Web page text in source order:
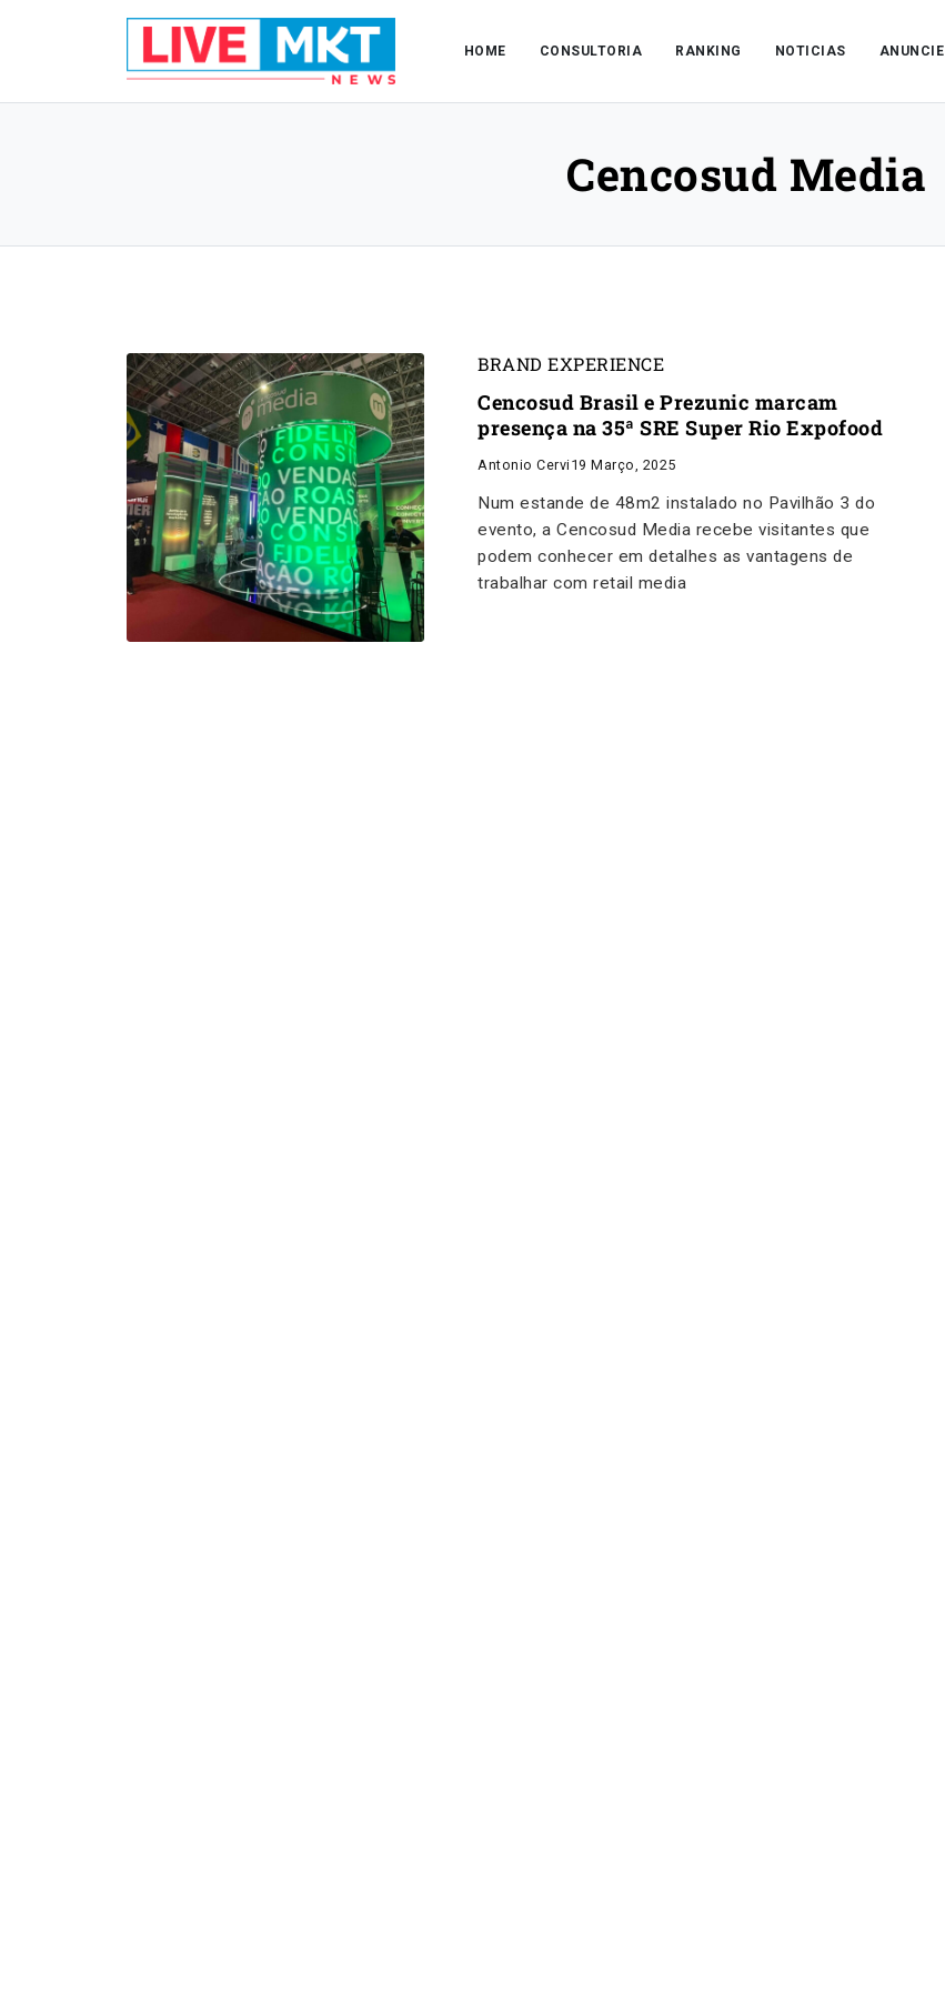
HOME CONSULTORIA RANKING NOTICIAS ANUNCIE
Cencosud Media
BRAND EXPERIENCE
Cencosud Brasil e Prezunic marcam
presença na 35ª SRE Super Rio Expofood
Antonio Cervi 19 Março, 2025
Num estande de 48m2 instalado no Pavilhão 3 do
evento, a Cencosud Media recebe visitantes que
podem conhecer em detalhes as vantagens de
trabalhar com retail media